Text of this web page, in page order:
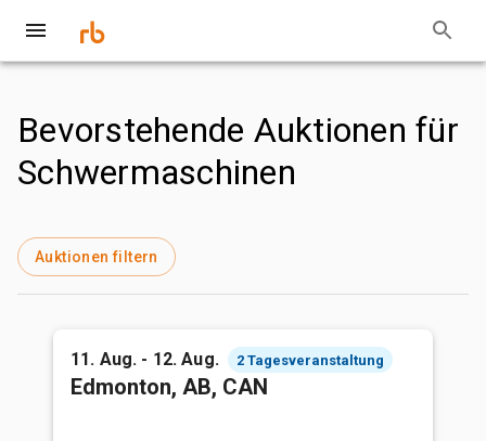
Bevorstehende Auktionen für
Schwermaschinen
Auktionen filtern
11. Aug. - 12. Aug. 2 Tagesveranstaltung
Edmonton, AB, CAN